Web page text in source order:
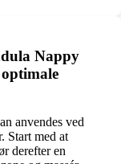
Nappy
anvendes ved
Start med at
derefter en